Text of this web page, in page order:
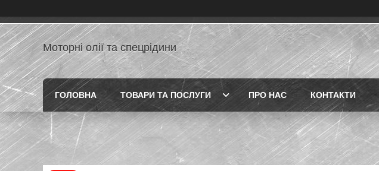
Моторні олії та спецрідини
ГОЛОВНА ТОВАРИ ТА ПОСЛУГИ ПРО НАС КОНТАКТИ